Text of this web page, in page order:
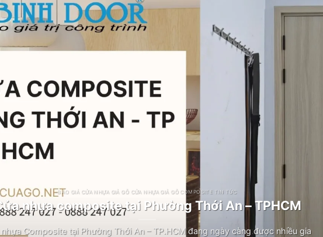
BÁO GIÁ CỬA NHỰA GIẢ GỖ CỬA NHỰA GIẢ GỖ COMPOSITE TIN TỨC
nhựa composite tại Phường Thới An – TPHCM
nhựa Composite tại Phường Thới An – TP.HCM đang ngày càng được nhiều gia